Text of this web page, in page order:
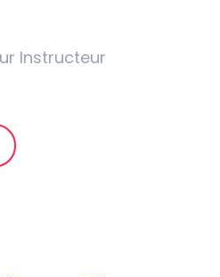
Instructeur